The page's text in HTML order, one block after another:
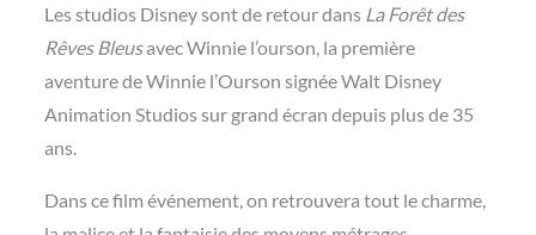
Les studios Disney sont de retour dans La Forêt des
Rêves Bleusavec Winnie l’ourson, la première
aventure de Winnie l’Ourson signée Walt Disney
Animation Studios sur grand écran depuis plus de 35
ans.
Dans ce film événement, on retrouvera tout le charme,